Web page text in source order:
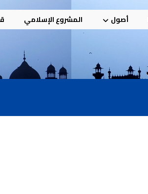
أصول المشروع الإسلامي